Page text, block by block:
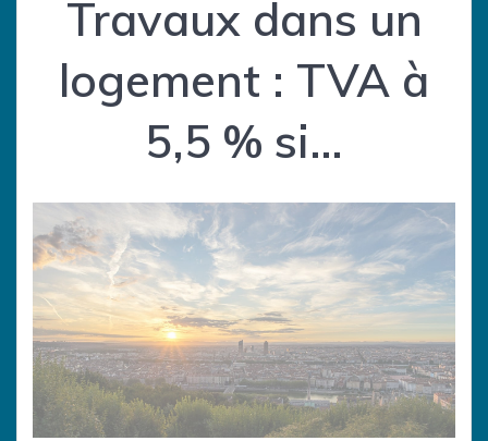
Travaux dans un
logement : TVA à
5,5 % si…